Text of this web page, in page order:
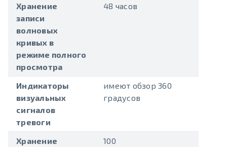
Хранение
записи
волновых
кривых в
режиме полного
просмотра
48 часов
Индикаторы
визуальных
сигналов
тревоги
имеют обзор 360
градусов
Хранение
100